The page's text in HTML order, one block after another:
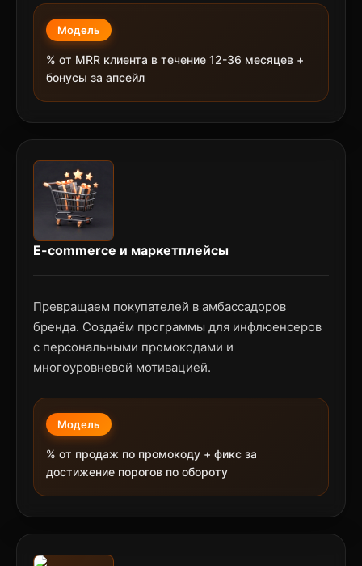
Модель
% от MRR клиента в течение 12-36 месяцев +
бонусы за апсейл
E-commerce и маркетплейсы
Превращаем покупателей в амбассадоров
бренда. Создаём программы для инфлюенсеров
с персональными промокодами и
многоуровневой мотивацией.
Модель
% от продаж по промокоду + фикс за
достижение порогов по обороту